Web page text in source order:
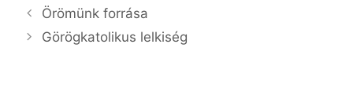
Örömünk forrása
Görögkatolikus lelkiség